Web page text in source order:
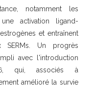
notamment les
activation ligand-
et entraînent
Un progrès
avec l'introduction
qui, associés à
amélioré la survie